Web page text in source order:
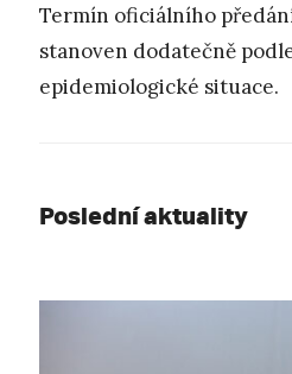
Termín oficiálního
stanoven dodatečně
epidemiologické situace.
Poslední aktuality